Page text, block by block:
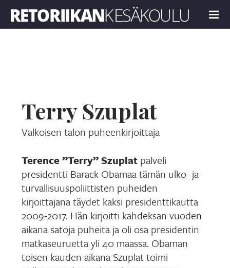
MENU
Terry Szuplat
Valkoisen talon puheenkirjoittaja
Terence ”Terry” Szuplat palveli
presidentti Barack Obamaa tämän ulko- ja
turvallisuuspoliittisten puheiden
kirjoittajana täydet kaksi presidenttikautta
2009-2017. Hän kirjoitti kahdeksan vuoden
aikana satoja puheita ja oli osa presidentin
matkaseuruetta yli 40 maassa. Obaman
toisen kauden aikana Szuplat toimi